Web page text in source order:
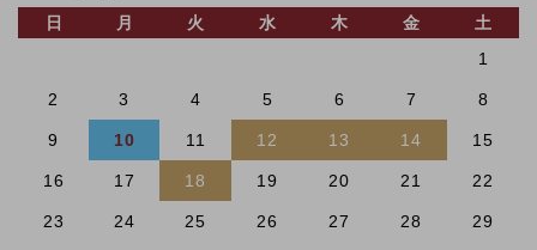
日
月 火 水 木 金
土
1
2 3 4 5 6 7 8
9 10 11 12 13 14 15
16 17 18 19 20 21 22
23 24 25 26 27 28 29